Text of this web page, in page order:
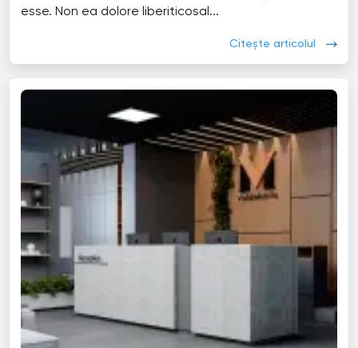
esse. Non ea dolore liberiticosal...
Citește articolul